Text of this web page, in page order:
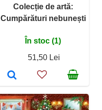
Colecție de artă:
Cumpărături nebunești
În stoc (1)
51,50 Lei